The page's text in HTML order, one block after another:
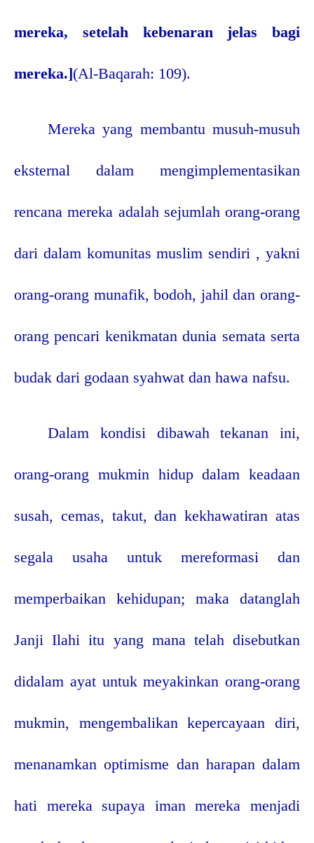
mereka, setelah kebenaran jelas bagi
mereka.](Al-Baqarah: 109).
Mereka yang membantu musuh-musuh
eksternal dalam mengimplementasikan
rencana mereka adalah sejumlah orang-orang
dari dalam komunitas muslim sendiri , yakni
orang-orang munafik, bodoh, jahil dan orang-
orang pencari kenikmatan dunia semata serta
budak dari godaan syahwat dan hawa nafsu.
Dalam kondisi dibawah tekanan ini,
orang-orang mukmin hidup dalam keadaan
susah, cemas, takut, dan kekhawatiran atas
segala usaha untuk mereformasi dan
memperbaikan kehidupan; maka datanglah
Janji Ilahi itu yang mana telah disebutkan
didalam ayat untuk meyakinkan orang-orang
mukmin, mengembalikan kepercayaan diri,
menanamkan optimisme dan harapan dalam
hati mereka supaya iman mereka menjadi